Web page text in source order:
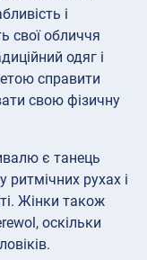
і
свої обличчя
одяг і
справити
свою фізичну
є танець
ритмічних рухах і
Жінки також
оскільки